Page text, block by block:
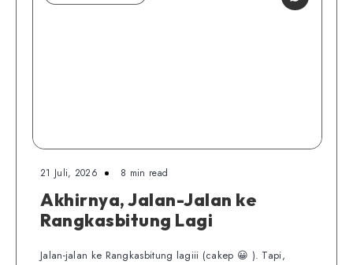
21 Juli, 2026 8 min read
Akhirnya, Jalan-Jalan ke
Rangkasbitung Lagi
Jalan-jalan ke Rangkasbitung lagiii (cakep 😀 ). Tapi,